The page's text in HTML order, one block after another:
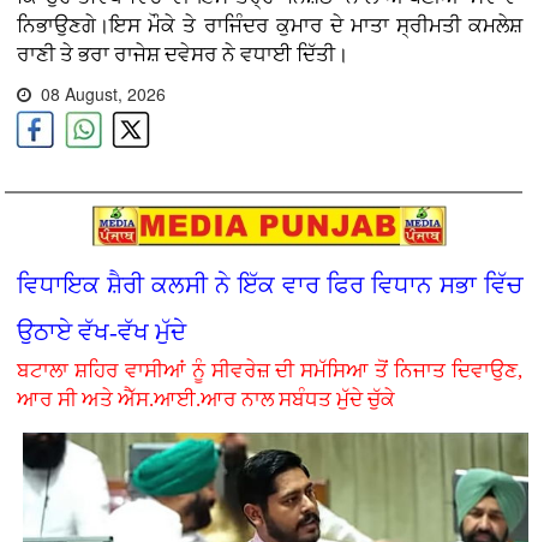
ਨਿਭਾਉਣਗੇ।ਇਸ ਮੌਕੇ ਤੇ ਰਾਜਿੰਦਰ ਕੁਮਾਰ ਦੇ ਮਾਤਾ ਸ੍ਰੀਮਤੀ ਕਮਲੇਸ਼
ਰਾਣੀ ਤੇ ਭਰਾ ਰਾਜੇਸ਼ ਦਵੇਸਰ ਨੇ ਵਧਾਈ ਦਿੱਤੀ।
08 August, 2026
ਵਿਧਾਇਕ ਸ਼ੈਰੀ ਕਲਸੀ ਨੇ ਇੱਕ ਵਾਰ ਫਿਰ ਵਿਧਾਨ ਸਭਾ ਵਿੱਚ
ਉਠਾਏ ਵੱਖ-ਵੱਖ ਮੁੱਦੇ
ਬਟਾਲਾ ਸ਼ਹਿਰ ਵਾਸੀਆਂ ਨੂੰ ਸੀਵਰੇਜ਼ ਦੀ ਸਮੱਸਿਆ ਤੋਂ ਨਿਜਾਤ ਦਿਵਾਉਣ,
ਆਰ ਸੀ ਅਤੇ ਐੱਸ.ਆਈ.ਆਰ ਨਾਲ ਸਬੰਧਤ ਮੁੱਦੇ ਚੁੱਕੇ